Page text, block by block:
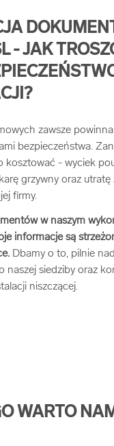
- JAK
zawsze
bezpieczeństwa.
kosztować - wyciek
grzywny oraz utratę
firmy.
w naszym
informacje są
Dbamy o to, pilnie
naszej siedziby oraz
niszczącej.
WARTO